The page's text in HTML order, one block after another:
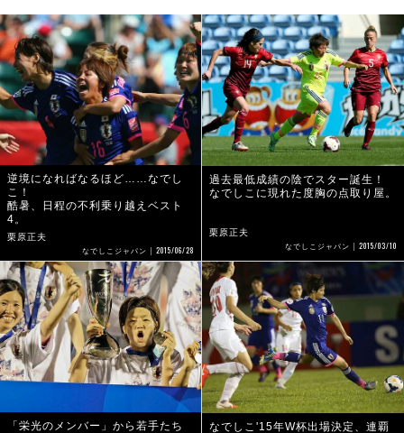
逆境になればなるほど……なでし
こ！
酷暑、日程の不利乗り越えベスト
4。
栗原正夫
なでしこジャパン 2015/06/28
過去最低成績の陰でスター誕生！
なでしこに現れた度胸の点取り屋。
栗原正夫
なでしこジャパン 2015/03/10
「栄光のメンバー」から若手たち
なでしこ'15年W杯出場決定、連覇